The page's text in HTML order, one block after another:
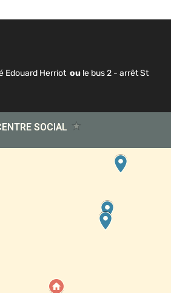
Edouard Herriot ou le bus 2 - arrêt St